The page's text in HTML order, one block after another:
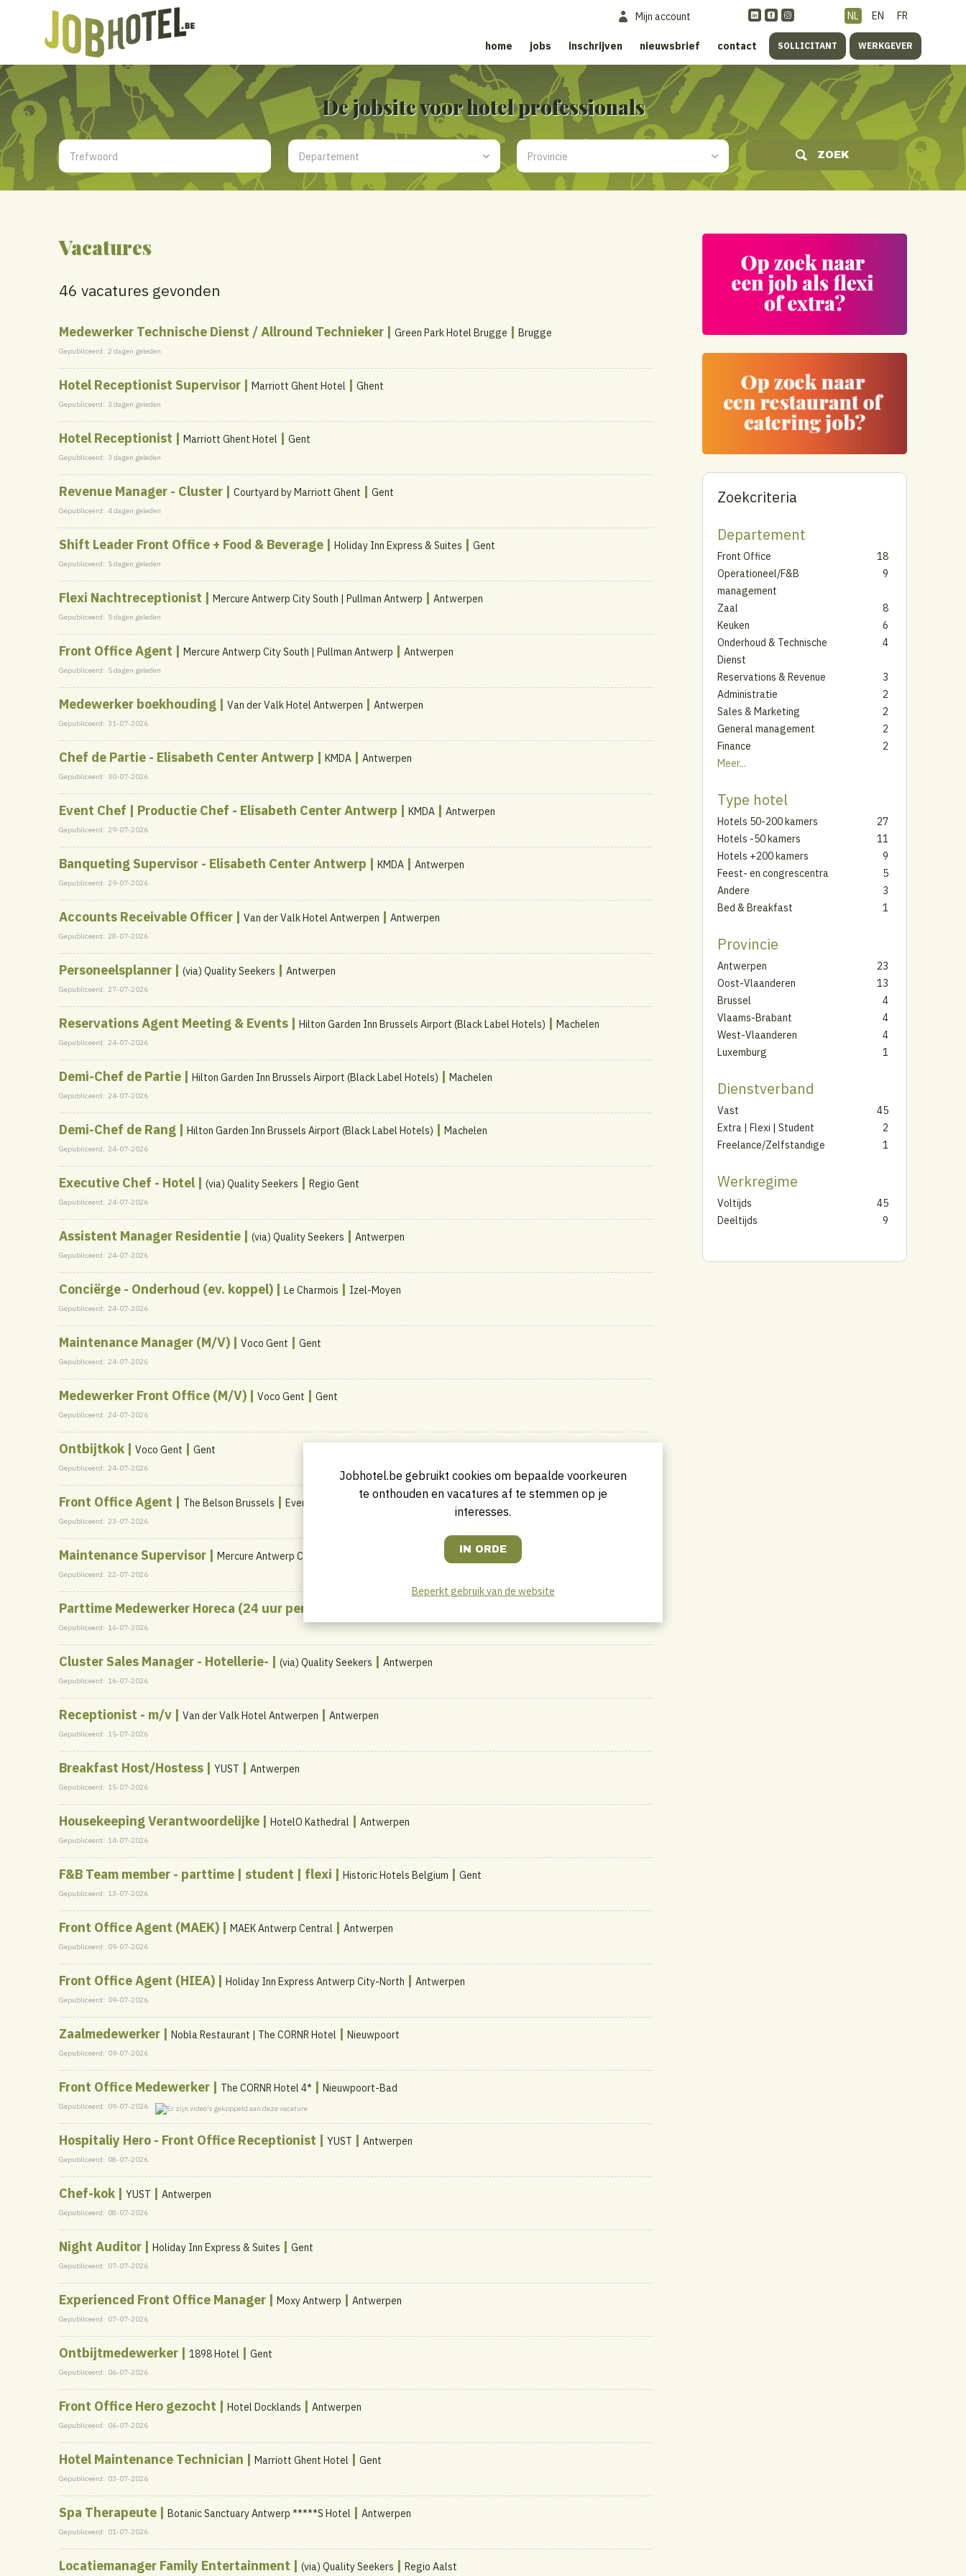
NL EN FR
Mijn account
home jobs inschrijven nieuwsbrief contact SOLLICITANT WERKGEVER
De jobsite voor hotel professionals
ZOEK
Vacatures
46 vacatures gevonden
Medewerker Technische Dienst / Allround Technieker | Green Park Hotel Brugge | Brugge
Gepubliceerd: 2 dagen geleden
Hotel Receptionist Supervisor | Marriott Ghent Hotel | Ghent
Gepubliceerd: 3 dagen geleden
Hotel Receptionist | Marriott Ghent Hotel | Gent
Gepubliceerd: 3 dagen geleden
Revenue Manager - Cluster | Courtyard by Marriott Ghent | Gent
Gepubliceerd: 4 dagen geleden
Shift Leader Front Office + Food & Beverage | Holiday Inn Express & Suites | Gent
Gepubliceerd: 5 dagen geleden
Flexi Nachtreceptionist | Mercure Antwerp City South | Pullman Antwerp | Antwerpen
Gepubliceerd: 5 dagen geleden
Front Office Agent | Mercure Antwerp City South | Pullman Antwerp | Antwerpen
Gepubliceerd: 5 dagen geleden
Medewerker boekhouding | Van der Valk Hotel Antwerpen | Antwerpen
Gepubliceerd: 31-07-2026
Chef de Partie - Elisabeth Center Antwerp | KMDA | Antwerpen
Gepubliceerd: 30-07-2026
Event Chef | Productie Chef - Elisabeth Center Antwerp | KMDA | Antwerpen
Gepubliceerd: 29-07-2026
Banqueting Supervisor - Elisabeth Center Antwerp | KMDA | Antwerpen
Gepubliceerd: 29-07-2026
Accounts Receivable Officer | Van der Valk Hotel Antwerpen | Antwerpen
Gepubliceerd: 28-07-2026
Personeelsplanner | (via) Quality Seekers | Antwerpen
Gepubliceerd: 27-07-2026
Reservations Agent Meeting & Events | Hilton Garden Inn Brussels Airport (Black Label Hotels) | Machelen
Gepubliceerd: 24-07-2026
Demi-Chef de Partie | Hilton Garden Inn Brussels Airport (Black Label Hotels) | Machelen
Gepubliceerd: 24-07-2026
Demi-Chef de Rang | Hilton Garden Inn Brussels Airport (Black Label Hotels) | Machelen
Gepubliceerd: 24-07-2026
Executive Chef - Hotel | (via) Quality Seekers | Regio Gent
Gepubliceerd: 24-07-2026
Assistent Manager Residentie | (via) Quality Seekers | Antwerpen
Gepubliceerd: 24-07-2026
Conciërge - Onderhoud (ev. koppel) | Le Charmois | Izel-Moyen
Gepubliceerd: 24-07-2026
Maintenance Manager (M/V) | Voco Gent | Gent
Gepubliceerd: 24-07-2026
Medewerker Front Office (M/V) | Voco Gent | Gent
Gepubliceerd: 24-07-2026
Ontbijtkok | Voco Gent | Gent
Gepubliceerd: 24-07-2026
Front Office Agent | The Belson Brussels | Evere
Gepubliceerd: 23-07-2026
Maintenance Supervisor | Mercure Antwerp City South | Pullman Antwerp Antwerpen
Gepubliceerd: 22-07-2026
Parttime Medewerker Horeca (24 uur per week) |
Gepubliceerd: 16-07-2026
Cluster Sales Manager - Hotellerie- | (via) Quality Seekers | Antwerpen
Gepubliceerd: 16-07-2026
Receptionist - m/v | Van der Valk Hotel Antwerpen | Antwerpen
Gepubliceerd: 15-07-2026
Breakfast Host/Hostess | YUST | Antwerpen
Gepubliceerd: 15-07-2026
Housekeeping Verantwoordelijke | HotelO Kathedral | Antwerpen
Gepubliceerd: 14-07-2026
F&B Team member - parttime | student | flexi | Historic Hotels Belgium | Gent
Gepubliceerd: 13-07-2026
Front Office Agent (MAEK) | MAEK Antwerp Central | Antwerpen
Gepubliceerd: 09-07-2026
Front Office Agent (HIEA) | Holiday Inn Express Antwerp City-North | Antwerpen
Gepubliceerd: 09-07-2026
Zaalmedewerker | Nobla Restaurant | The CORNR Hotel | Nieuwpoort
Gepubliceerd: 09-07-2026
Front Office Medewerker | The CORNR Hotel 4* | Nieuwpoort-Bad
Gepubliceerd: 09-07-2026
Hospitaliy Hero - Front Office Receptionist | YUST | Antwerpen
Gepubliceerd: 08-07-2026
Chef-kok | YUST | Antwerpen
Gepubliceerd: 08-07-2026
Night Auditor | Holiday Inn Express & Suites | Gent
Gepubliceerd: 07-07-2026
Experienced Front Office Manager | Moxy Antwerp | Antwerpen
Gepubliceerd: 07-07-2026
Ontbijtmedewerker | 1898 Hotel | Gent
Gepubliceerd: 06-07-2026
Front Office Hero gezocht | Hotel Docklands | Antwerpen
Gepubliceerd: 06-07-2026
Hotel Maintenance Technician | Marriott Ghent Hotel | Gent
Gepubliceerd: 03-07-2026
Spa Therapeute | Botanic Sanctuary Antwerp *****S Hotel | Antwerpen
Gepubliceerd: 01-07-2026
Locatiemanager Family Entertainment | (via) Quality Seekers | Regio Aalst
Zoekcriteria
Departement
Front Office
18
Operationeel/F&B
management
9
Zaal
8
Keuken
6
Onderhoud & Technische
Dienst
4
Reservations & Revenue
3
Administratie
2
Sales & Marketing
2
General management
2
Finance
2
Meer...
Type hotel
Hotels 50-200 kamers
27
Hotels -50 kamers
11
Hotels +200 kamers
9
Feest- en congrescentra
5
Andere
3
Bed & Breakfast
1
Provincie
Antwerpen
23
Oost-Vlaanderen
13
Brussel
4
Vlaams-Brabant
4
West-Vlaanderen
4
Luxemburg
1
Dienstverband
Vast
45
Extra | Flexi | Student
2
Freelance/Zelfstandige
1
Werkregime
Voltijds
45
Deeltijds
9
Jobhotel.be gebruikt cookies om bepaalde voorkeuren
te onthouden en vacatures af te stemmen op je
interesses.
Beperkt gebruik van de website